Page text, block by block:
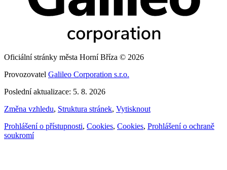
Oficiální stránky města Horní Bříza © 2026
Provozovatel Galileo Corporation s.r.o.
Poslední aktualizace: 5. 8. 2026
Změna vzhledu, Struktura stránek, Vytisknout
Prohlášení o přístupnosti, Cookies, Cookies, Prohlášení o ochraně
soukromí